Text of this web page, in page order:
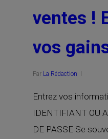
ventes !
vos
Par La Rédaction
Entrez vos
IDENTIFIANT OU
DE PASSE Se